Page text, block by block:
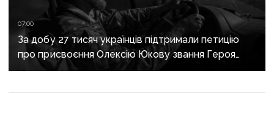
07:00
За добу 27 тисяч українців підтримали петицію
про присвоєння Олексію Юкову звання Героя
України посмертно